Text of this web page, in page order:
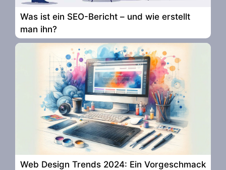
Was ist ein SEO-Bericht – und wie erstellt
man ihn?
Web Design Trends 2024: Ein Vorgeschmack